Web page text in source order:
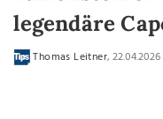
legendäre
Thomas Leitner, 22.04.2026